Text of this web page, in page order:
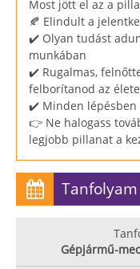
Most jött el az a
🍂 Elindult a
✔️ Olyan tudást
munkában
✔️ Rugalmas,
felborítanod az
✔️ Minden lépésben
👉 Ne halogass
legjobb pillanat a
Gépjármű-